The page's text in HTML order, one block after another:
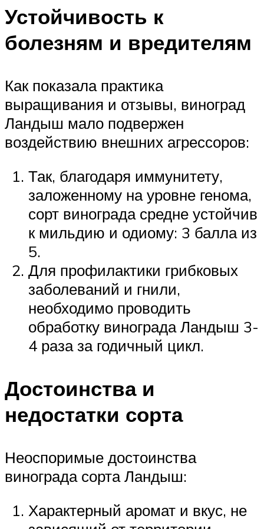
Устойчивость к
болезням и вредителям
Как показала практика
выращивания и отзывы, виноград
Ландыш мало подвержен
воздействию внешних агрессоров:
Так, благодаря иммунитету,
заложенному на уровне генома,
сорт винограда средне устойчив
к мильдию и одиому: 3 балла из
5.
Для профилактики грибковых
заболеваний и гнили,
необходимо проводить
обработку винограда Ландыш 3-
4 раза за годичный цикл.
Достоинства и
недостатки сорта
Неоспоримые достоинства
винограда сорта Ландыш:
Характерный аромат и вкус, не